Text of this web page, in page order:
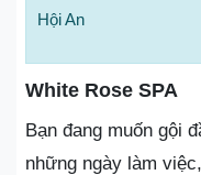
Hội An
White Rose SPA
Bạn đang muốn gội
những ngày làm